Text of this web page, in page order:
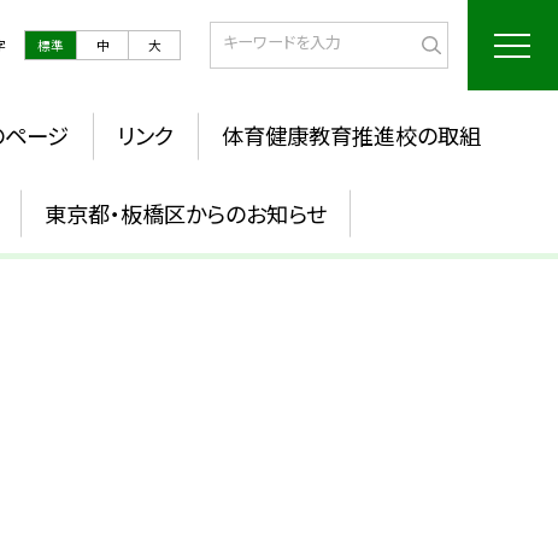
標準 中 大
ージ リンク 体育健康教育推進校の取組
東京都・板橋区からのお知らせ